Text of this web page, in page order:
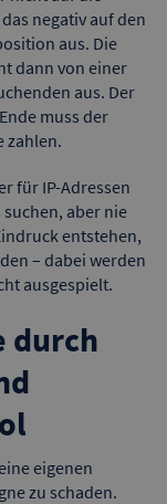
negativ auf den
aus. Die
dann von einer
aus. Der
muss der
zahlen.
für IP-Adressen
aber nie
entstehen,
– dabei werden
ausgespielt.
durch
eigenen
zu schaden.